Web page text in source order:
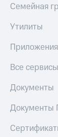
Семейная
Утилиты
Приложения
Все сервисы
Документы